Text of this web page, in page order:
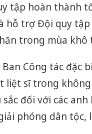
tập hoàn thành
hỗ trợ Đội quy
trong mùa khô
Ban Công tác đặc
liệt sĩ trong
sắc đối với các
phóng dân tộc,